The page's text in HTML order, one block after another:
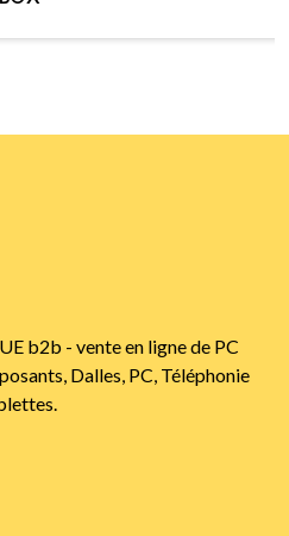
b2b - vente en ligne de PC
Dalles, PC, Téléphonie